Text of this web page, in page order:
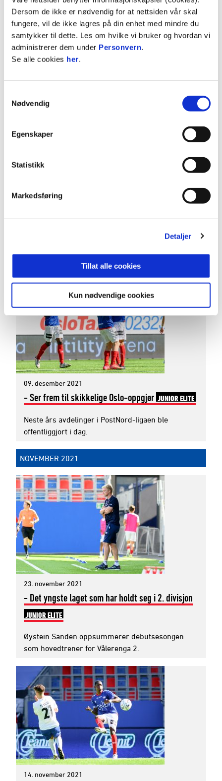
Dersom de ikke er nødvendig for at nettsiden vår skal
fungere, vil de ikke lagres på din enhet med mindre du
samtykker til dette. Les om hvilke vi bruker og hvordan vi
administrerer dem under Personvern.
Se alle cookies her.
Nødvendig
Egenskaper
Statistikk
Markedsføring
Detaljer
Tillat alle cookies
Kun nødvendige cookies
JANUAR 2022
06. januar 2022
JUNIOR ELITE
Lukasz Jarosinski er ansatt som ny keepertrener i
09. desember 2021
- Ser frem til skikkelige Oslo-oppgjør JUNIOR ELITE
Neste års avdelinger i PostNord-ligaen ble
offentliggjort i dag.
NOVEMBER 2021
23. november 2021
- Det yngste laget som har holdt seg i 2. divisjon
JUNIOR ELITE
Øystein Sanden oppsummerer debutsesongen
som hovedtrener for Vålerenga 2.
14. november 2021